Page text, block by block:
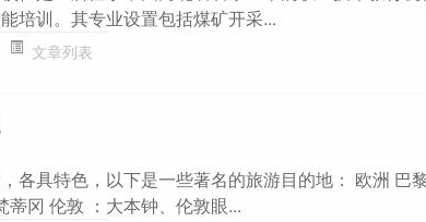
培训。其专业设置包括煤矿开采...
文章列表
各具特色，以下是一些著名的旅游目的地： 欧洲 巴
冈 伦敦 ：大本钟、伦敦眼...